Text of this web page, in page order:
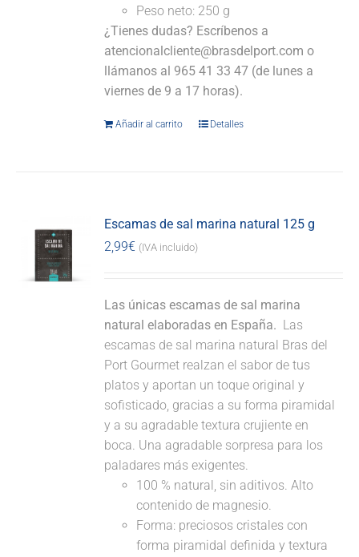
Peso neto: 250 g
¿Tienes dudas? Escríbenos a
atencionalcliente@brasdelport.com o
llámanos al 965 41 33 47 (de lunes a
viernes de 9 a 17 horas).
Añadir al carrito Detalles
Escamas de sal marina natural 125 g
2,99€ (IVA incluido)
Las únicas escamas de sal marina
natural elaboradas en España. Las
escamas de sal marina natural Bras del
Port Gourmet realzan el sabor de tus
platos y aportan un toque original y
sofisticado, gracias a su forma piramidal
y a su agradable textura crujiente en
boca. Una agradable sorpresa para los
paladares más exigentes.
100 % natural, sin aditivos. Alto
contenido de magnesio.
Forma: preciosos cristales con
forma piramidal definida y textura